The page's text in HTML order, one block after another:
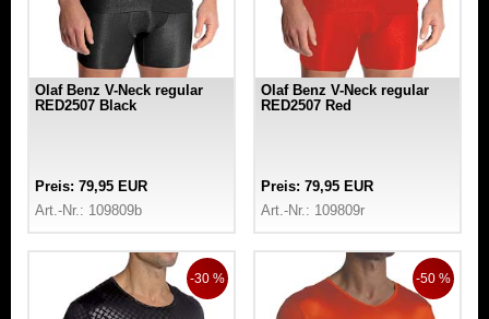
Olaf Benz V-Neck regular
RED2507 Black
Preis: 79,95 EUR
Art.-Nr.: 109809b
Olaf Benz V-Neck regular
RED2507 Red
Preis: 79,95 EUR
Art.-Nr.: 109809r
-30 % -50 %